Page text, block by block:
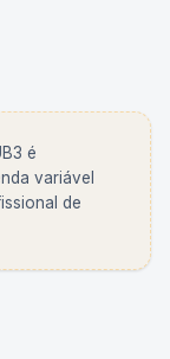
é
variável
de